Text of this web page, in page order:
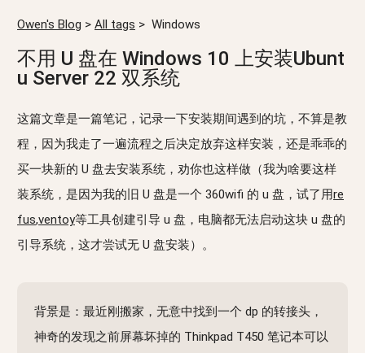
Owen's Blog > All tags > Windows
不用 U 盘在 Windows 10 上安装Ubunt
u Server 22 双系统
这篇文章是一篇笔记，记录一下安装期间遇到的坑，不算是教
程，因为我走了一遍流程之后决定放弃这样安装，还是乖乖的
买一块新的 U 盘去安装系统，劝你也这样做（我为啥要这样
装系统，是因为我的旧 U 盘是一个 360wifi 的 u 盘，试了用re
fus,ventoy等工具创建引导 u 盘，电脑都无法启动这块 u 盘的
引导系统，这才尝试无 U 盘安装）。
背景是：最近刚搬家，无意中找到一个 dp 的转接头，
神奇的发现之前屏幕坏掉的 Thinkpad T450 笔记本可以